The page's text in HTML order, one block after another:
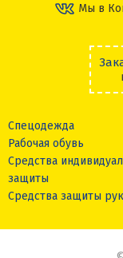
Мы в
Спецодежда
Рабочая обувь
Средства
защиты
Средства защиты рук